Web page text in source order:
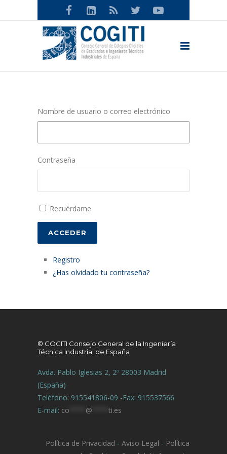
Nombre de usuario o correo electrónico
Contraseña
Recuérdame
ACCEDER
Registro
¿Has olvidado tu contraseña?
© COGITI Consejo General de la Ingeniería
Técnica Industrial de España
Avda. Pablo Iglesias 2, 2º 28003 Madrid
(España)
Teléfono: 915541806-09 -Fax: 915537566
E-mail: co @ ti.es
Política de Privacidad - Aviso Legal - Política